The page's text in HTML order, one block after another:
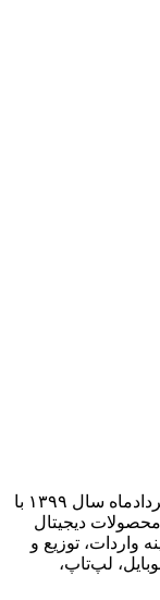
) در مردادماه سال ۱۳۹۹ با
محصولات دیجیتال
واردات، توزیع و
لپ‌تاپ،